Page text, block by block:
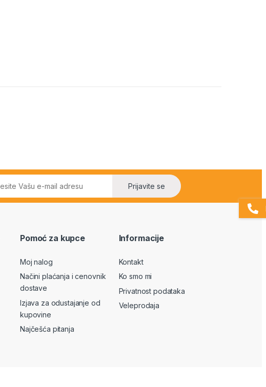
Prijavite se
Pomoć za kupce
Moj nalog
Načini plaćanja i cenovnik
dostave
Izjava za odustajanje od
kupovine
Najčešća pitanja
Informacije
Kontakt
Ko smo mi
Privatnost podataka
Veleprodaja